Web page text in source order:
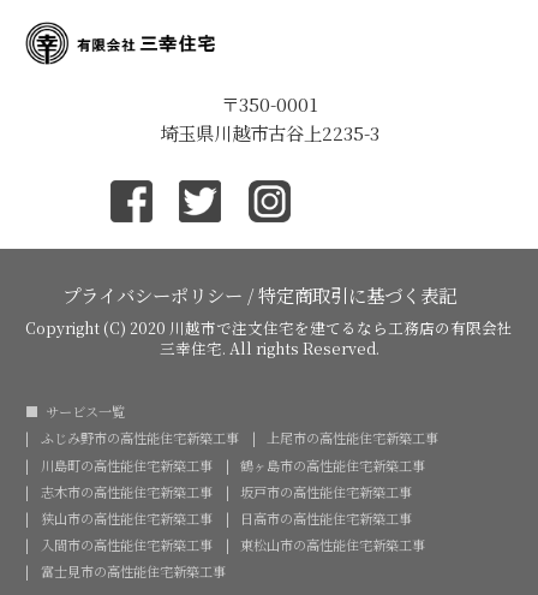
〒350-0001
埼玉県川越市古谷上2235-3
プライバシーポリシー /特定商取引に基づく表記
Copyright (C) 2020 川越市で注文住宅を建てるなら工務店の有限会社
三幸住宅. All rights Reserved.
サービス一覧
ふじみ野市の高性能住宅新築工事
上尾市の高性能住宅新築工事
川島町の高性能住宅新築工事
鶴ヶ島市の高性能住宅新築工事
志木市の高性能住宅新築工事
坂戸市の高性能住宅新築工事
狭山市の高性能住宅新築工事
日高市の高性能住宅新築工事
入間市の高性能住宅新築工事
東松山市の高性能住宅新築工事
富士見市の高性能住宅新築工事